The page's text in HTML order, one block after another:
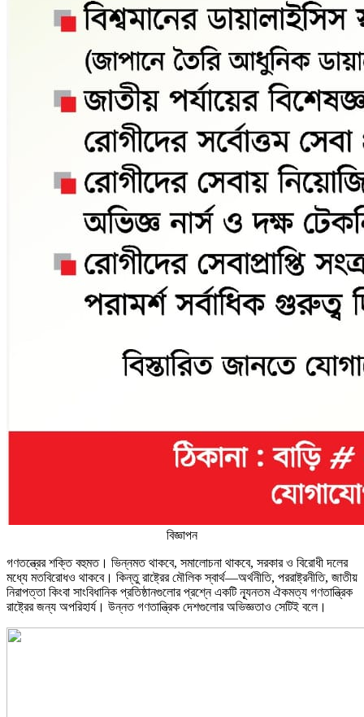
বিজ্ঞাপন
গণতন্ত্রের শক্তি বহুমত। ভিন্নমত থাকবে, সমালোচনা থাকবে, সরকার ও বিরোধী দলের
মধ্যে মতবিরোধও থাকবে। কিন্তু রাষ্ট্রের মৌলিক স্বার্থ—অর্থনীতি, পররাষ্ট্রনীতি, জাতীয়
নিরাপত্তা কিংবা সাংবিধানিক প্রতিষ্ঠানগুলোর প্রশ্নে একটি ন্যূনতম ঐকমত্য গণতান্ত্রিক
রাষ্ট্রের জন্য অপরিহার্য। উন্নত গণতান্ত্রিক দেশগুলোর অভিজ্ঞতাও সেটিই বলে।